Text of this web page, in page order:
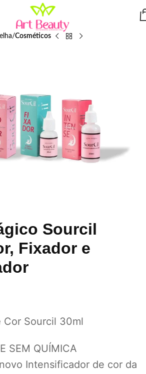
Cosméticos
Sourcil
Fixador e
Cor Sourcil 30ml
SEM QUÍMICA
Intensificador de cor da